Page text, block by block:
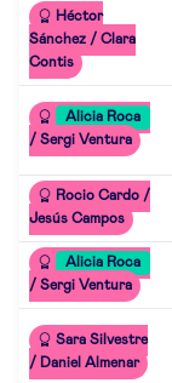
Héctor
Sánchez / Clara
Contis
Alicia Roca
/ Sergi Ventura
Rocio Cardo /
Jesús Campos
Alicia Roca
/ Sergi Ventura
Sara Silvestre
/ Daniel Almenar